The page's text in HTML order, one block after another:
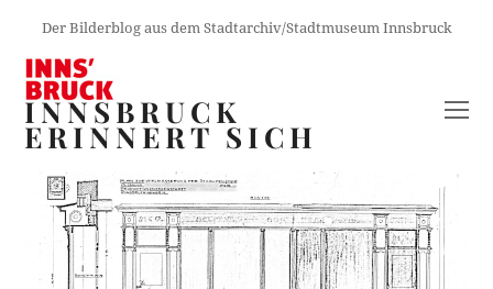
Der Bilderblog aus dem Stadtarchiv/Stadtmuseum Innsbruck
INNSBRUCK
ERINNERT SICH